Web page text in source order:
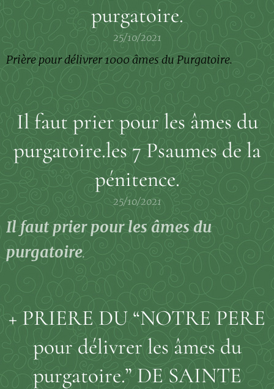
purgatoire.
25/10/2021
Prière pour délivrer 1000 âmes du Purgatoire.
Il faut prier pour les âmes du
purgatoire.les 7 Psaumes de la
pénitence.
25/10/2021
Il faut prier pour les âmes du
purgatoire.
+ PRIERE DU “NOTRE PERE
pour délivrer les âmes du
purgatoire.” DE SAINTE